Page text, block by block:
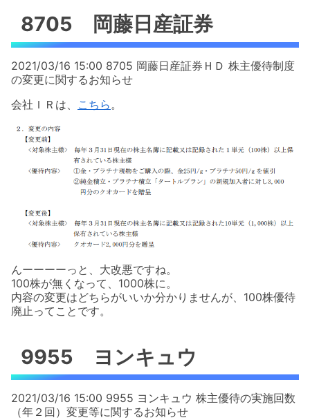
8705 岡藤日産証券
2021/03/16 15:00 8705 岡藤日産証券ＨＤ 株主優待制度
の変更に関するお知らせ
会社ＩＲは、 こちら 。
んーーーーっと、大改悪ですね。
100株が無くなって、1000株に。
内容の変更はどちらがいいか分かりませんが、100株優待
廃止ってことです。
9955 ヨンキュウ
2021/03/16 15:00 9955 ヨンキュウ 株主優待の実施回数
（年２回）変更等に関するお知らせ